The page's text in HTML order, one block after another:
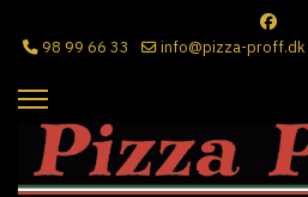
98 99 66 33 info@pizza-proff.dk